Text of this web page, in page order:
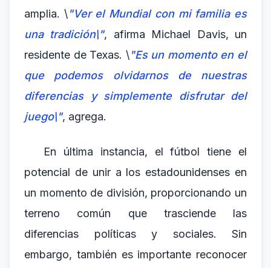
amplia. \"Ver el Mundial con mi familia es
una tradición\", afirma Michael Davis, un
residente de Texas. \"Es un momento en el
que podemos olvidarnos de nuestras
diferencias y simplemente disfrutar del
juego\", agrega.
En última instancia, el fútbol tiene el
potencial de unir a los estadounidenses en
un momento de división, proporcionando un
terreno común que trasciende las
diferencias políticas y sociales. Sin
embargo, también es importante reconocer